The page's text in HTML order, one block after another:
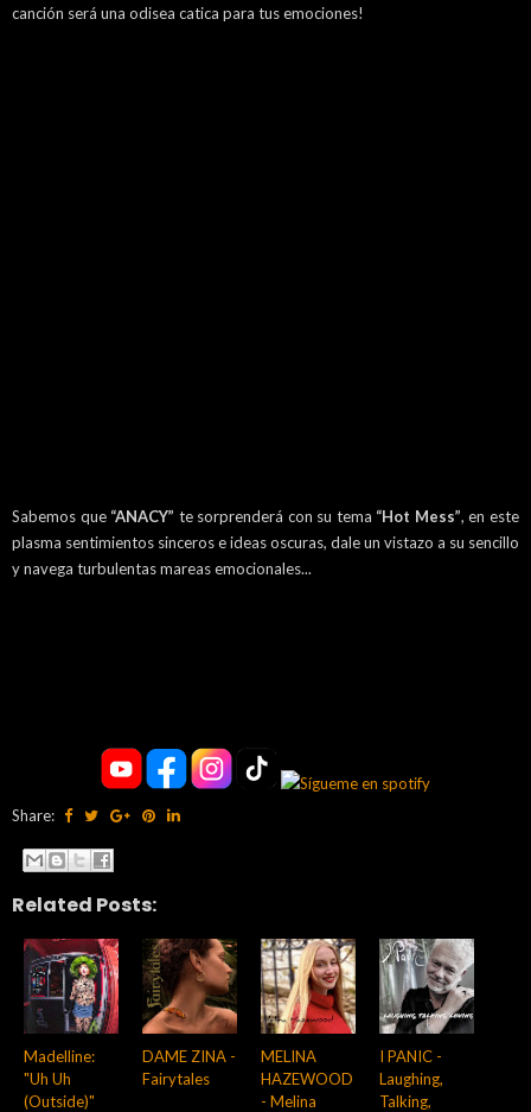
canción será una odisea catica para tus emociones!
Sabemos que“ANACY” te sorprenderá con su tema “Hot Mess”, en este
plasma sentimientos sinceros e ideas oscuras, dale un vistazo a su sencillo
y navega turbulentas mareas emocionales...
Share:
Related Posts:
Madelline:
"Uh Uh
(Outside)"
DAME ZINA -
Fairytales
MELINA
HAZEWOOD
- Melina
I PANIC -
Laughing,
Talking,